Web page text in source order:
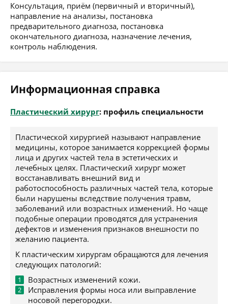
Консультация, приём (первичный и вторичный),
направление на анализы, постановка
предварительного диагноза, постановка
окончательного диагноза, назначение лечения,
контроль наблюдения.
Информационная справка
Пластический хирург: профиль специальности
Пластической хирургией называют направление
медицины, которое занимается коррекцией формы
лица и других частей тела в эстетических и
лечебных целях. Пластический хирург может
восстанавливать внешний вид и
работоспособность различных частей тела, которые
были нарушены вследствие получения травм,
заболеваний или возрастных изменений. Но чаще
подобные операции проводятся для устранения
дефектов и изменения признаков внешности по
желанию пациента.
К пластическим хирургам обращаются для лечения
следующих патологий:
Возрастных изменений кожи.
Исправления формы носа или выправление
носовой перегородки.